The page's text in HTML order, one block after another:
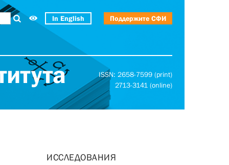
In English Поддержите СФИ
ISSN: 2658-7599 (print)
2713-3141 (online)
ИССЛЕДОВАНИЯ